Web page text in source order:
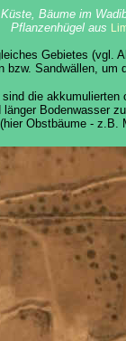
Bäume im
Pflanzenhügel aus
Gebietes (vgl.
bzw. Sandwällen, um
die
länger Bodenwasser
Obstbäume -